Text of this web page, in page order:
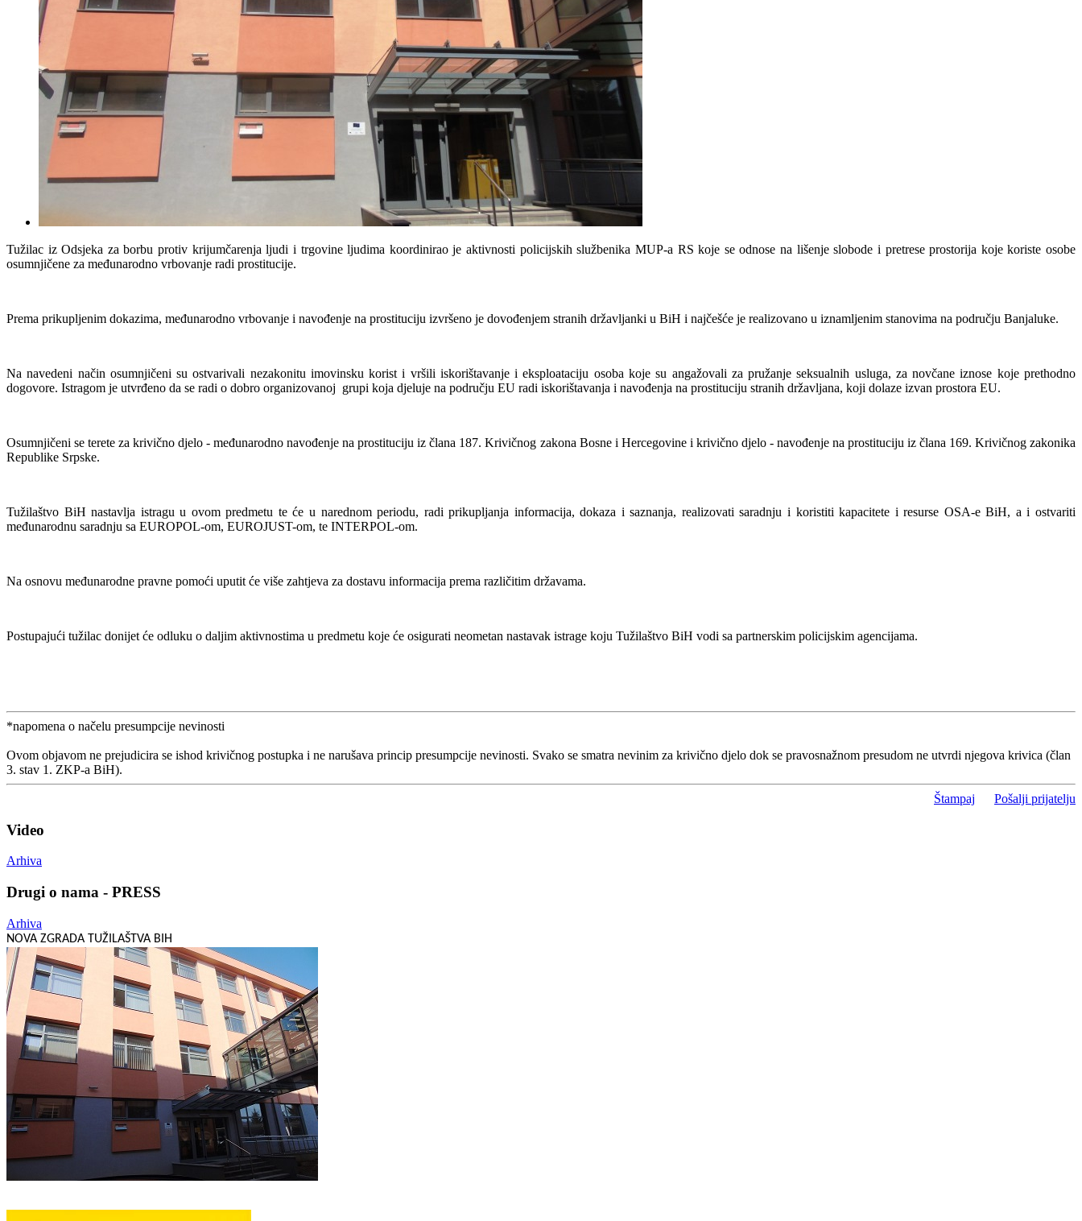
Tužilac iz Odsjeka za borbu protiv krijumčarenja ljudi i trgovine ljudima koordinirao je aktivnosti policijskih službenika MUP-a RS koje se odnose na lišenje slobode i pretrese prostorija koje koriste osobe
osumnjičene za međunarodno vrbovanje radi prostitucije.
Prema prikupljenim dokazima, međunarodno vrbovanje i navođenje na prostituciju izvršeno je dovođenjem stranih državljanki u BiH i najčešće je realizovano u iznamljenim stanovima na području Banjaluke.
Na navedeni način osumnjičeni su ostvarivali nezakonitu imovinsku korist i vršili iskorištavanje i eksploataciju osoba koje su angažovali za pružanje seksualnih usluga, za novčane iznose koje prethodno
dogovore. Istragom je utvrđeno da se radi o dobro organizovanoj grupi koja djeluje na području EU radi iskorištavanja i navođenja na prostituciju stranih državljana, koji dolaze izvan prostora EU.
Osumnjičeni se terete za krivično djelo - međunarodno navođenje na prostituciju iz člana 187. Krivičnog zakona Bosne i Hercegovine i krivično djelo - navođenje na prostituciju iz člana 169. Krivičnog zakonika
Republike Srpske.
Tužilaštvo BiH nastavlja istragu u ovom predmetu te će u narednom periodu, radi prikupljanja informacija, dokaza i saznanja, realizovati saradnju i koristiti kapacitete i resurse OSA-e BiH, a i ostvariti
međunarodnu saradnju sa EUROPOL-om, EUROJUST-om, te INTERPOL-om.
Na osnovu međunarodne pravne pomoći uputit će više zahtjeva za dostavu informacija prema različitim državama.
Postupajući tužilac donijet će odluku o daljim aktivnostima u predmetu koje će osigurati neometan nastavak istrage koju Tužilaštvo BiH vodi sa partnerskim policijskim agencijama.
*napomena o načelu presumpcije nevinosti
Ovom objavom ne prejudicira se ishod krivičnog postupka i ne narušava princip presumpcije nevinosti. Svako se smatra nevinim za krivično djelo dok se pravosnažnom presudom ne utvrdi njegova krivica (član
3. stav 1. ZKP-a BiH).
Štampaj Pošalji prijatelju
Video
Arhiva
Drugi o nama - PRESS
Arhiva
NOVA ZGRADA TUŽILAŠTVA BIH